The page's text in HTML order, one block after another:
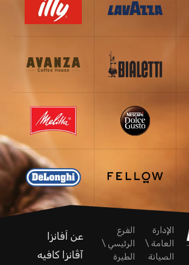
الإدارة
العامة \
الصيانة
الفرع
الرئيسي \
الطيرة
عن اَفانزا
آڤانزا كافيه